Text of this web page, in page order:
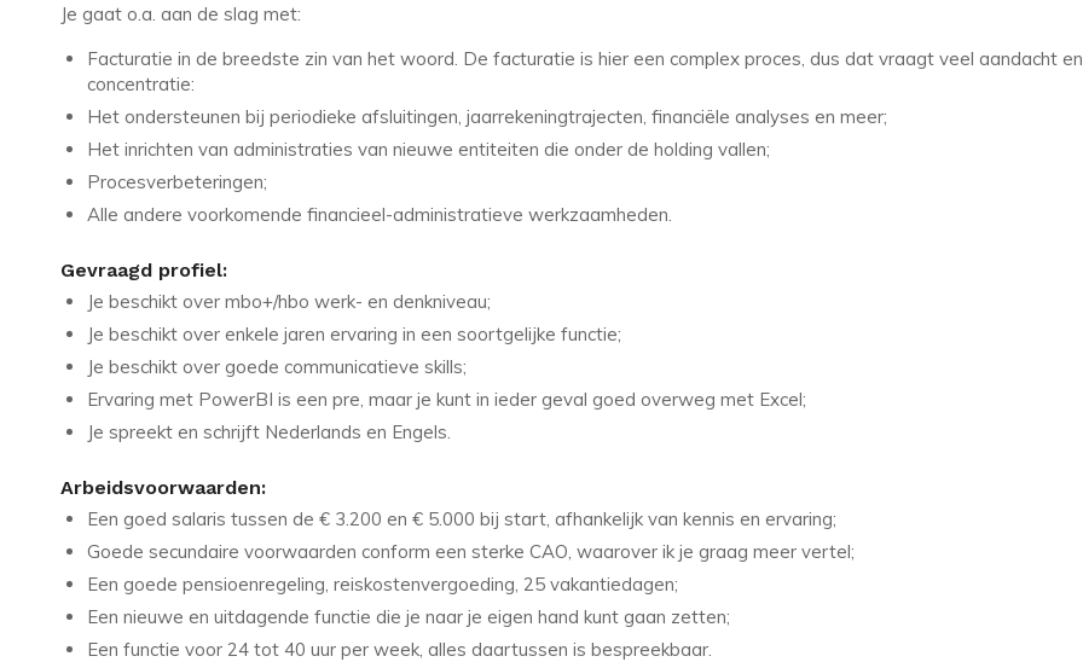
Je gaat o.a. aan de slag met:
Facturatie in de breedste zin van het woord. De facturatie is hier een complex proces, dus dat vraagt veel aandacht en
concentratie:
Het ondersteunen bij periodieke afsluitingen, jaarrekeningtrajecten, financiële analyses en meer;
Het inrichten van administraties van nieuwe entiteiten die onder de holding vallen;
Procesverbeteringen;
Alle andere voorkomende financieel-administratieve werkzaamheden.
Gevraagd profiel:
Je beschikt over mbo+/hbo werk- en denkniveau;
Je beschikt over enkele jaren ervaring in een soortgelijke functie;
Je beschikt over goede communicatieve skills;
Ervaring met PowerBI is een pre, maar je kunt in ieder geval goed overweg met Excel;
Je spreekt en schrijft Nederlands en Engels.
Arbeidsvoorwaarden:
Een goed salaris tussen de € 3.200 en € 5.000 bij start, afhankelijk van kennis en ervaring;
Goede secundaire voorwaarden conform een sterke CAO, waarover ik je graag meer vertel;
Een goede pensioenregeling, reiskostenvergoeding, 25 vakantiedagen;
Een nieuwe en uitdagende functie die je naar je eigen hand kunt gaan zetten;
Een functie voor 24 tot 40 uur per week, alles daartussen is bespreekbaar.